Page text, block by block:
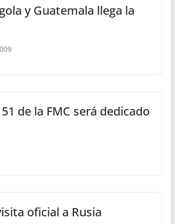
y Guatemala llega la
de la FMC será dedicado
oficial a Rusia